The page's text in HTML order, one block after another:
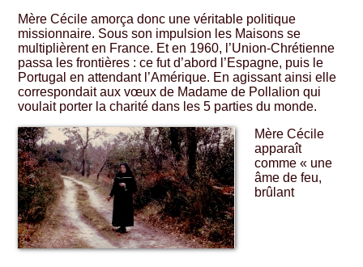
Mère Cécile amorça donc une véritable politique
missionnaire. Sous son impulsion les Maisons se
multiplièrent en France. Et en 1960, l’Union-Chrétienne
passa les frontières : ce fut d’abord l’Espagne, puis le
Portugal en attendant l’Amérique. En agissant ainsi elle
correspondait aux vœux de Madame de Pollalion qui
voulait porter la charité dans les 5 parties du monde.
Mère Cécile
apparaît
comme « une
âme de feu,
brûlant